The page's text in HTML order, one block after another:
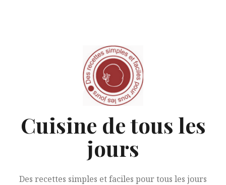
Cuisine de tous les
jours
Des recettes simples et faciles pour tous les jours